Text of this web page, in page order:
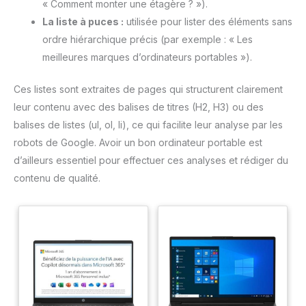
« Comment monter une étagère ? »).
La liste à puces : utilisée pour lister des éléments sans
ordre hiérarchique précis (par exemple : « Les
meilleures marques d’ordinateurs portables »).
Ces listes sont extraites de pages qui structurent clairement
leur contenu avec des balises de titres (H2, H3) ou des
balises de listes (ul, ol, li), ce qui facilite leur analyse par les
robots de Google. Avoir un bon ordinateur portable est
d’ailleurs essentiel pour effectuer ces analyses et rédiger du
contenu de qualité.